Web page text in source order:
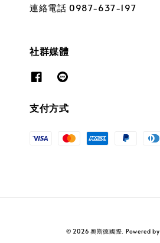
連絡電話 0987-637-197
社群媒體
支付方式
© 2026 奧斯德國際. Powered by